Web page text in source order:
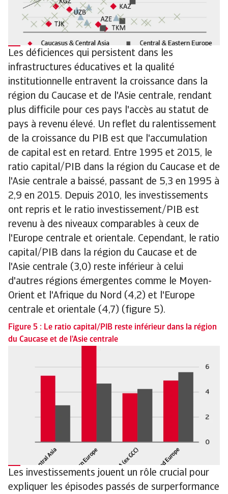
Les déficiences qui persistent dans les
infrastructures éducatives et la qualité
institutionnelle entravent la croissance dans la
région du Caucase et de l'Asie centrale, rendant
plus difficile pour ces pays l'accès au statut de
pays à revenu élevé. Un reflet du ralentissement
de la croissance du PIB est que l'accumulation
de capital est en retard. Entre 1995 et 2015, le
ratio capital/PIB dans la région du Caucase et de
l'Asie centrale a baissé, passant de 5,3 en 1995 à
2,9 en 2015. Depuis 2010, les investissements
ont repris et le ratio investissement/PIB est
revenu à des niveaux comparables à ceux de
l'Europe centrale et orientale. Cependant, le ratio
capital/PIB dans la région du Caucase et de
l'Asie centrale (3,0) reste inférieur à celui
d'autres régions émergentes comme le Moyen-
Orient et l'Afrique du Nord (4,2) et l'Europe
centrale et orientale (4,7) (figure 5).
Figure 5 : Le ratio capital/PIB reste inférieur dans la région
du Caucase et de l'Asie centrale
Les investissements jouent un rôle crucial pour
expliquer les épisodes passés de surperformance